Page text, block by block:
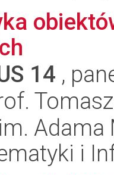
14 ,
i